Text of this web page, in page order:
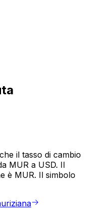
il tasso di cambio
MUR a USD. Il
è MUR. Il simbolo